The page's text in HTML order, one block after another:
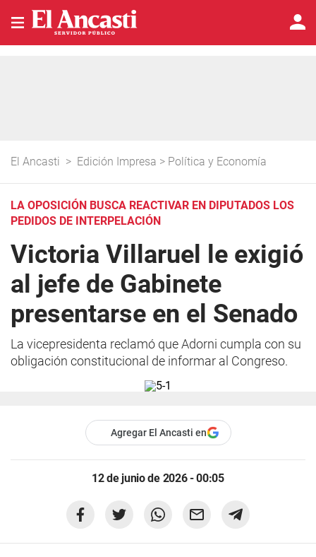
El Ancasti > Edición Impresa > Política y Economía
LA OPOSICIÓN BUSCA REACTIVAR EN DIPUTADOS LOS
PEDIDOS DE INTERPELACIÓN
Victoria Villaruel le exigió
al jefe de Gabinete
presentarse en el Senado
La vicepresidenta reclamó que Adorni cumpla con su
obligación constitucional de informar al Congreso.
Agregar El Ancasti en
12 de junio de 2026 - 00:05